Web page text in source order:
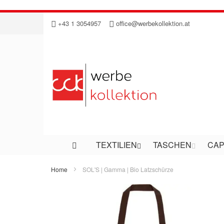
Direkt
Inhalt
+43 1 3054957 office@werbekollektion.at
TEXTILIEN TASCHEN
Home SOL'S | Gamma | Bio Latzschürze